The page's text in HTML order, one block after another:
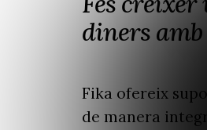
diners amb
Fika ofereix
de manera